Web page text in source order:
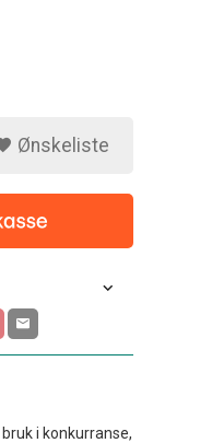
Ønskeliste
i konkurranse,